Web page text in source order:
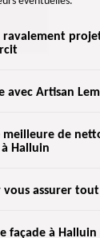
ravalement
enduit projeté
de
artisans façadiers
sur une
avec Artisan
sur une façade,
de décorer les
Le crépi
permet d’avoir une
comme au
meilleure de
Halluin
d’une maison
assurer
devis de
façade à Halluin